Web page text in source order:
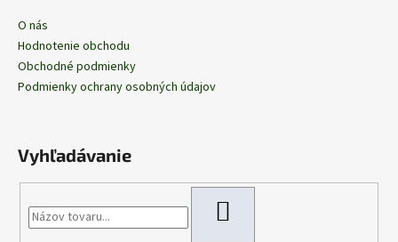
O nás
Hodnotenie obchodu
Obchodné podmienky
Podmienky ochrany osobných údajov
Vyhľadávanie